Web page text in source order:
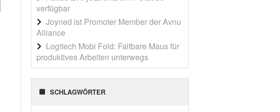
verfügbar
Joyned ist Promoter Member der Avnu
Alliance
Logitech Mobi Fold: Faltbare Maus für
produktives Arbeiten unterwegs
SCHLAGWÖRTER